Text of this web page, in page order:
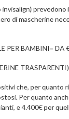
di mascherine
PER BAMBINI= DA
che, per quanto
Per quanto
e 4.400€ per